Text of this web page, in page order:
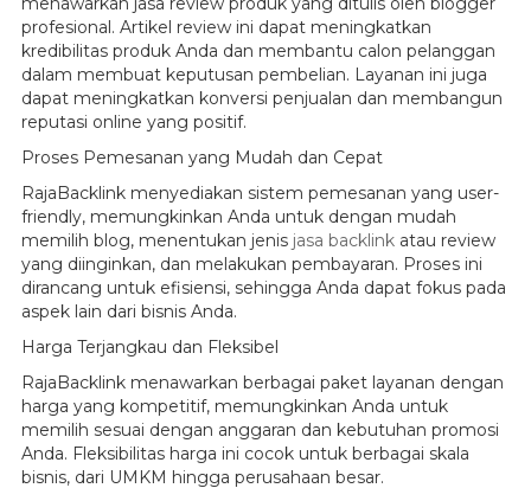
profesional. Artikel review ini dapat meningkatkan
kredibilitas produk Anda dan membantu calon pelanggan
dalam membuat keputusan pembelian. Layanan ini juga
dapat meningkatkan konversi penjualan dan membangun
reputasi online yang positif.
Proses Pemesanan yang Mudah dan Cepat
RajaBacklink menyediakan sistem pemesanan yang user-
friendly, memungkinkan Anda untuk dengan mudah
memilih blog, menentukan jenis jasa backlinkatau review
yang diinginkan, dan melakukan pembayaran. Proses ini
dirancang untuk efisiensi, sehingga Anda dapat fokus pada
aspek lain dari bisnis Anda.
Harga Terjangkau dan Fleksibel
RajaBacklink menawarkan berbagai paket layanan dengan
harga yang kompetitif, memungkinkan Anda untuk
memilih sesuai dengan anggaran dan kebutuhan promosi
Anda. Fleksibilitas harga ini cocok untuk berbagai skala
bisnis, dari UMKM hingga perusahaan besar.